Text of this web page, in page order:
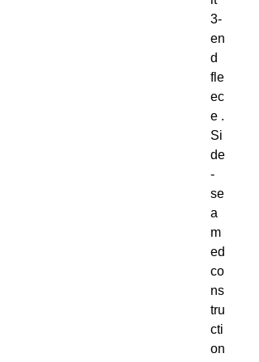
3-
en
d
fle
ec
e .
Si
de
-
se
a
m
ed
co
ns
tru
cti
on